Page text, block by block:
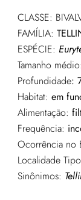
CLASSE:
FAMÍLIA:
ESPÉCIE:
Tamanho médio:
Profundidade:
Habitat: em
Alimentação:
Frequência:
Ocorrência no
Localidade
Sinônimos: